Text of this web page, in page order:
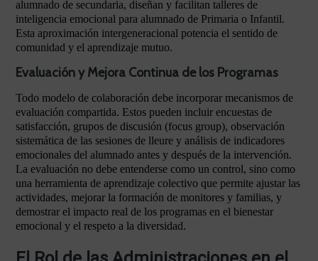
alumnado de secundaria, diseñan y facilitan talleres de
inteligencia emocional para alumnado de Primaria o Infantil.
Esta aproximación intergeneracional potencia el sentido de
comunidad y el aprendizaje mutuo.
Evaluación y Mejora Continua de los Programas
Todo modelo de colaboración debe incorporar mecanismos de
evaluación compartida. Estos pueden incluir encuestas de
satisfacción, grupos de discusión (focus group), observación
sistemática de las sesiones de lleure y análisis de indicadores
emocionales del alumnado antes y después de la intervención.
La evaluación no debe entenderse como un control, sino como
una herramienta de aprendizaje colectivo que permite ajustar las
actividades, mejorar la formación de monitores y familias, y
demostrar el impacto real de los programas en el bienestar
emocional y el respeto a la diversidad.